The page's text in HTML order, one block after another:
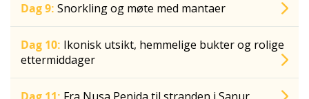
Dag 9: Snorkling og møte med mantaer
Dag 10: Ikonisk utsikt, hemmelige bukter og rolige
ettermiddager